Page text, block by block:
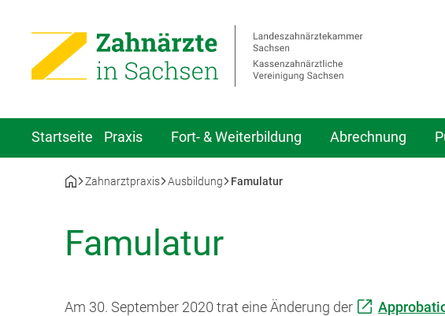
Startseite Praxis Fort- & Weiterbildung Abrechnung
Zahnarztpraxis Ausbildung Famulatur
Famulatur
Am 30. September 2020 trat eine Änderung der